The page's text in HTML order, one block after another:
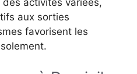
aux sorties
favorisent les